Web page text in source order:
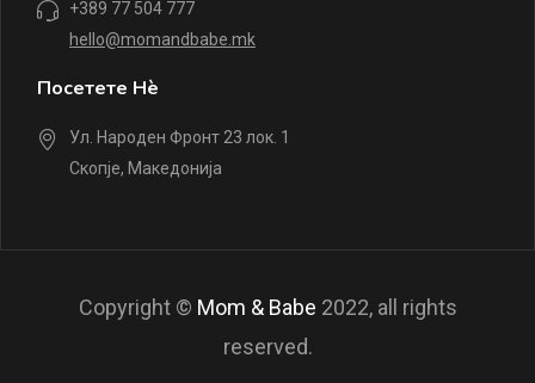
+389 77 504 777
hello@momandbabe.mk
Посетете Нè
Ул. Народен Фронт 23 лок. 1
Скопје, Македонија
Copyright © Mom & Babe 2022, all rights
reserved.